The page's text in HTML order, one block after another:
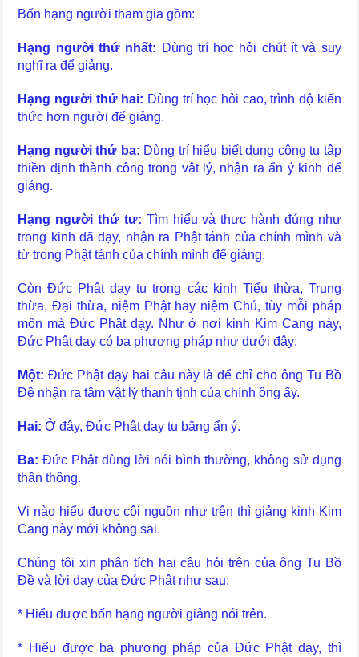
Bốn hạng người tham gia gồm:
Hạng người thứ nhất: Dùng trí học hỏi chút ít và suy
nghĩ ra để giảng.
Hạng người thứ hai: Dùng trí học hỏi cao, trình độ kiến
thức hơn người để giảng.
Hạng người thứ ba: Dùng trí hiểu biết dụng công tu tập
thiền định thành công trong vật lý, nhận ra ẩn ý kinh để
giảng.
Hạng người thứ tư: Tìm hiểu và thực hành đúng như
trong kinh đã dạy, nhận ra Phật tánh của chính mình và
từ trong Phật tánh của chính mình để giảng.
Còn Đức Phật dạy tu trong các kinh Tiểu thừa, Trung
thừa, Đại thừa, niệm Phật hay niệm Chú, tùy mỗi pháp
môn mà Đức Phật dạy. Như ở nơi kinh Kim Cang này,
Đức Phật dạy có ba phương pháp như dưới đây:
Một: Đức Phật dạy hai câu này là để chỉ cho ông Tu Bồ
Đề nhận ra tâm vật lý thanh tịnh của chính ông ấy.
Hai: Ở đây, Đức Phật dạy tu bằng ẩn ý.
Ba: Đức Phật dùng lời nói bình thường, không sử dụng
thần thông.
Vị nào hiểu được cội nguồn như trên thì giảng kinh Kim
Cang này mới không sai.
Chúng tôi xin phân tích hai câu hỏi trên của ông Tu Bồ
Đề và lời dạy của Đức Phật như sau:
* Hiểu được bốn hạng người giảng nói trên.
* Hiểu được ba phương pháp của Đức Phật dạy, thì